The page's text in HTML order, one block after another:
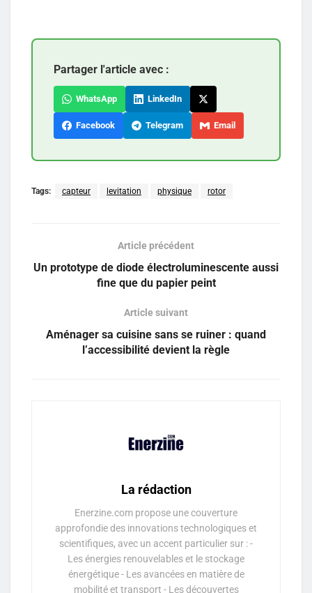
Partager l'article avec :
WhatsApp LinkedIn
Facebook Telegram Email
Tags: capteur levitation physique rotor
Article précédent
Un prototype de diode électroluminescente aussi
fine que du papier peint
Article suivant
Aménager sa cuisine sans se ruiner : quand
l’accessibilité devient la règle
La rédaction
Enerzine.com propose une couverture
approfondie des innovations technologiques et
scientifiques, avec un accent particulier sur : -
Les énergies renouvelables et le stockage
énergétique - Les avancées en matière de
mobilité et transport - Les découvertes